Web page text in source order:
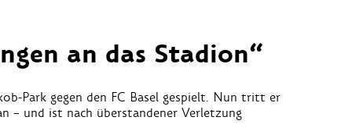
an das Stadion“
Park gegen den FC Basel gespielt. Nun tritt er
– und ist nach überstandener Verletzung